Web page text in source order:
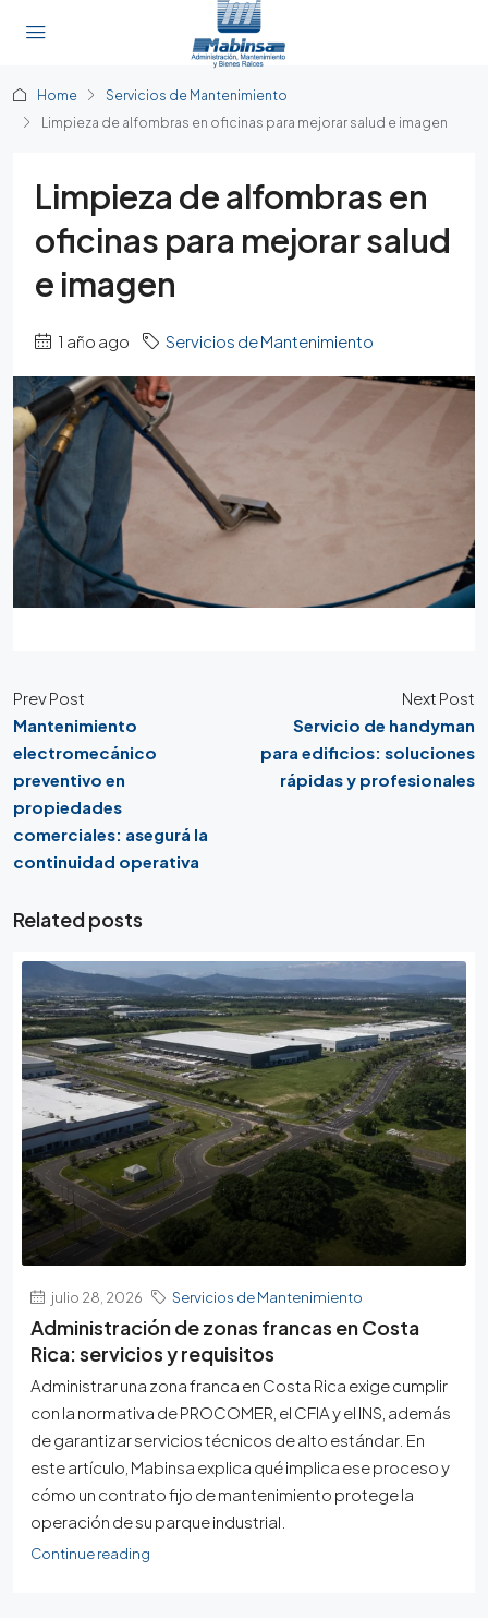
Home
Servicios de Mantenimiento
Limpieza de alfombras en oficinas para mejorar salud e imagen
Limpieza de alfombras en
oficinas para mejorar salud
e imagen
1 año ago Servicios de Mantenimiento
Prev Post
Mantenimiento
electromecánico
preventivo en
propiedades
comerciales: asegurá la
continuidad operativa
Next Post
Servicio de handyman
para edificios: soluciones
rápidas y profesionales
Related posts
julio 28, 2026 Servicios de Mantenimiento
Administración de zonas francas en Costa
Rica: servicios y requisitos
Administrar una zona franca en Costa Rica exige cumplir
con la normativa de PROCOMER, el CFIA y el INS, además
de garantizar servicios técnicos de alto estándar. En
este artículo, Mabinsa explica qué implica ese proceso y
cómo un contrato fijo de mantenimiento protege la
operación de su parque industrial.
Continue reading